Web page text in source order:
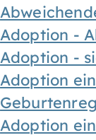
Adoption -
Adoption -
Adoption
Adoption